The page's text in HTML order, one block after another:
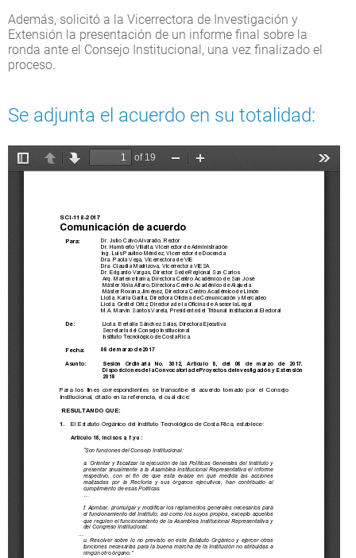
Además, solicitó a la Vicerrectora de Investigación y
Extensión la presentación de un informe final sobre la
ronda ante el Consejo Institucional, una vez finalizado el
proceso.
Se adjunta el acuerdo en su totalidad: